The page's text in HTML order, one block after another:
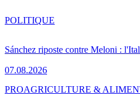
Sánchez riposte contre Meloni :
07.08.2026
POLITIQUE
PROAGRICULTURE &